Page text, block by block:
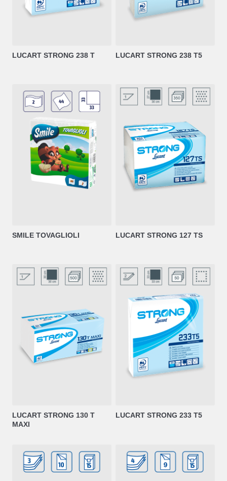
LUCART STRONG 238 T LUCART STRONG 238 T5
SMILE TOVAGLIOLI LUCART STRONG 127 TS
LUCART STRONG 130 T
MAXI
LUCART STRONG 233 T5